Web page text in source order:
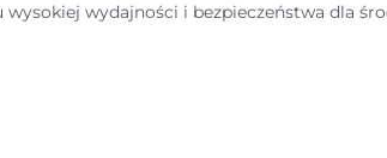
wydajności i bezpieczeństwa dla